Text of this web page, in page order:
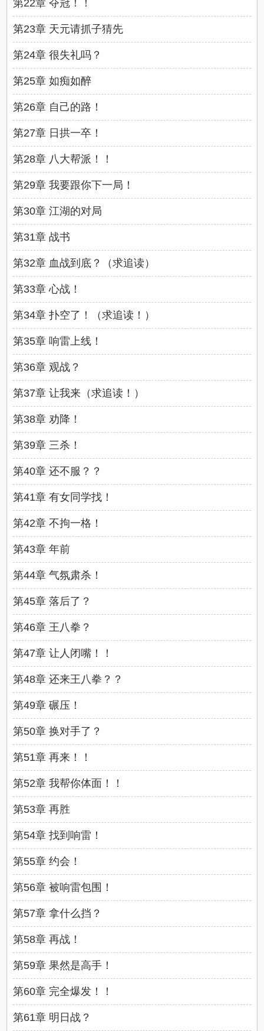
第22章 夺冠！！
第23章 天元请抓子猜先
第24章 很失礼吗？
第25章 如痴如醉
第26章 自己的路！
第27章 日拱一卒！
第28章 八大帮派！！
第29章 我要跟你下一局！
第30章 江湖的对局
第31章 战书
第32章 血战到底？（求追读）
第33章 心战！
第34章 扑空了！（求追读！）
第35章 响雷上线！
第36章 观战？
第37章 让我来（求追读！）
第38章 劝降！
第39章 三杀！
第40章 还不服？？
第41章 有女同学找！
第42章 不拘一格！
第43章 年前
第44章 气氛肃杀！
第45章 落后了？
第46章 王八拳？
第47章 让人闭嘴！！
第48章 还来王八拳？？
第49章 碾压！
第50章 换对手了？
第51章 再来！！
第52章 我帮你体面！！
第53章 再胜
第54章 找到响雷！
第55章 约会！
第56章 被响雷包围！
第57章 拿什么挡？
第58章 再战！
第59章 果然是高手！
第60章 完全爆发！！
第61章 明日战？